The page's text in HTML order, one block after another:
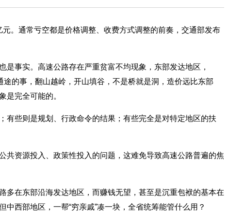
。通常亏空都是价格调整、收费方式调整的前奏，交通部发布
事实。高速公路存在严重贫富不均现象，东部发达地区，
的事，翻山越岭，开山填谷，不是桥就是洞，造价远比东部
是完全可能的。
些则是规划、行政命令的结果；有些完全是对特定地区的扶
资源投入、政策性投入的问题，这难免导致高速公路普遍的焦
在东部沿海发达地区，而赚钱无望，甚至是沉重包袱的基本在
西部地区，一帮“穷亲戚”凑一块，全省统筹能管什么用？